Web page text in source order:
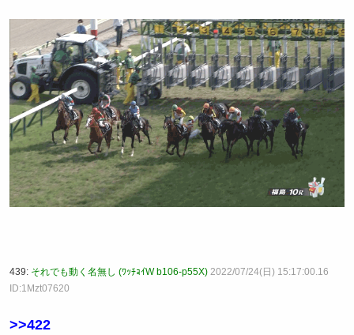
439: それでも動く名無し (ﾜｯﾁｮｲW b106-p55X) 2022/07/24(日) 15:17:00.16
ID:1Mzt07620
>>422